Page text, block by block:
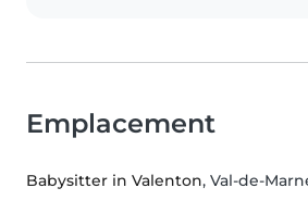
Emplacement
Babysitter in Valenton, Val-de-